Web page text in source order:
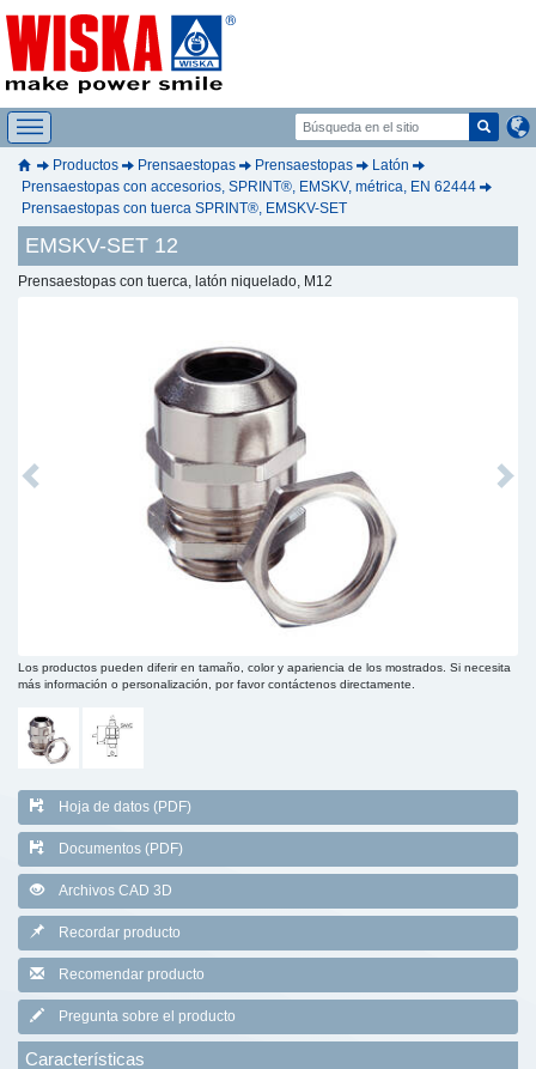
Productos Prensaestopas Prensaestopas
Latón
Prensaestopas con accesorios, SPRINT®, EMSKV, métrica, EN 62444
Prensaestopas con tuerca SPRINT®, EMSKV-SET
EMSKV-SET 12
Prensaestopas con tuerca, latón niquelado, M12
Previous Next
Los productos pueden diferir en tamaño, color y apariencia de los mostrados. Si necesita
más información o personalización, por favor contáctenos directamente.
Hoja de datos (PDF)
Documentos (PDF)
Archivos CAD 3D
Recordar producto
Recomendar producto
Pregunta sobre el producto
Características